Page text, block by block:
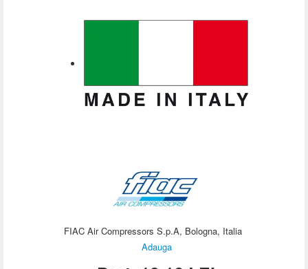
FIAC Air Compressors S.p.A, Bologna, Italia
Adauga